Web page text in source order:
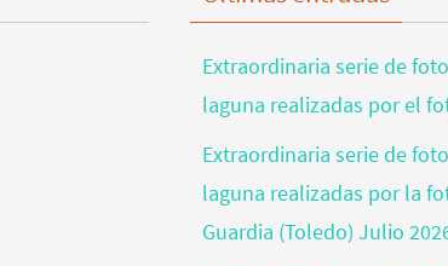
Extraordinaria serie de
laguna realizadas por el
Extraordinaria serie de
laguna realizadas por la
Guardia (Toledo) Julio